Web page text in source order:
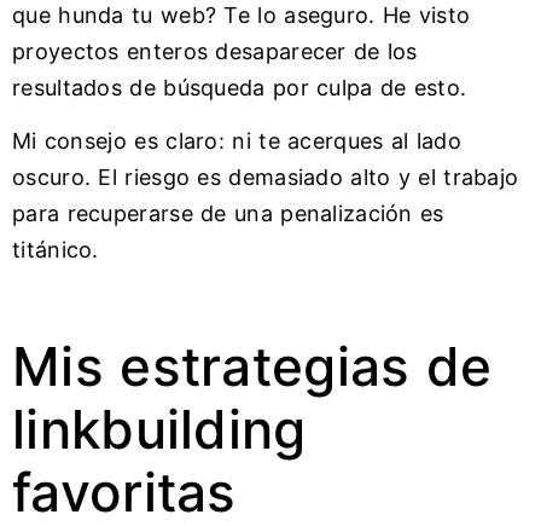
que hunda tu web? Te lo aseguro. He visto
proyectos enteros desaparecer de los
resultados de búsqueda por culpa de esto.
Mi consejo es claro: ni te acerques al lado
oscuro. El riesgo es demasiado alto y el trabajo
para recuperarse de una penalización es
titánico.
Mis estrategias de
linkbuilding
favoritas